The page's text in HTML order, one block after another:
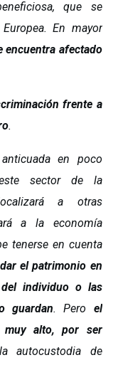
que se
En mayor
encuentra afectado
frente a
.
en poco
sector de la
a otras
a la economía
tenerse en cuenta
el patrimonio en
individuo o las
guardan. Pero el
muy alto, por ser
autocustodia de